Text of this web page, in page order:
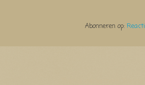
Abonneren op: